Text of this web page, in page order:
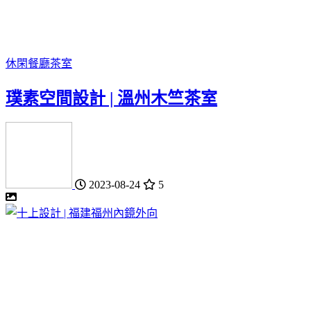
休閑餐廳茶室
璞素空間設計 | 溫州木竺茶室
2023-08-24 5